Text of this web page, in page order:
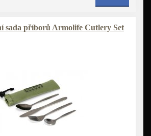
sada příborů Armolife Cutlery Set